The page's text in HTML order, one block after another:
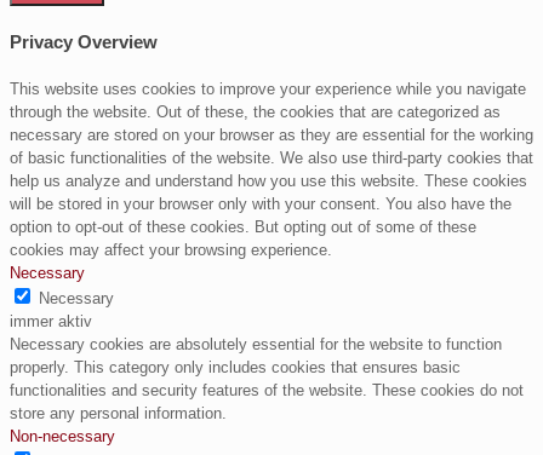
Privacy Overview
This website uses cookies to improve your experience while you navigate
through the website. Out of these, the cookies that are categorized as
necessary are stored on your browser as they are essential for the working
of basic functionalities of the website. We also use third-party cookies that
help us analyze and understand how you use this website. These cookies
will be stored in your browser only with your consent. You also have the
option to opt-out of these cookies. But opting out of some of these
cookies may affect your browsing experience.
Necessary
Necessary
immer aktiv
Necessary cookies are absolutely essential for the website to function
properly. This category only includes cookies that ensures basic
functionalities and security features of the website. These cookies do not
store any personal information.
Non-necessary